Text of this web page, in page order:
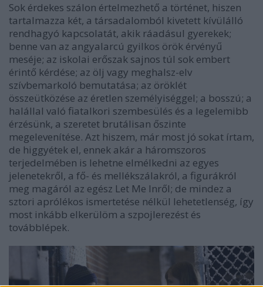
Sok érdekes szálon értelmezhető a történet, hiszen
tartalmazza két, a társadalomból kivetett kívülálló
rendhagyó kapcsolatát, akik ráadásul gyerekek;
benne van az angyalarcú gyilkos örök érvényű
meséje; az iskolai erőszak sajnos túl sok embert
érintő kérdése; az ölj vagy meghalsz-elv
szívbemarkoló bemutatása; az öröklét
összeütközése az éretlen személyiséggel; a bosszú; a
halállal való fiatalkori szembesülés és a legelemibb
érzésünk, a szeretet brutálisan őszinte
megelevenítése. Azt hiszem, már most jó sokat írtam,
de higgyétek el, ennek akár a háromszoros
terjedelmében is lehetne elmélkedni az egyes
jelenetekről, a fő- és mellékszálakról, a figurákról
meg magáról az egész Let Me Inről; de mindez a
sztori aprólékos ismertetése nélkül lehetetlenség, így
most inkább elkerülöm a szpojlerezést és
továbblépek.